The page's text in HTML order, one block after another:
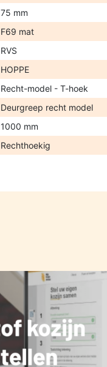
75 mm
F69 mat
RVS
HOPPE
Recht-model - T-hoek
Deurgreep recht model
1000 mm
Rechthoekig